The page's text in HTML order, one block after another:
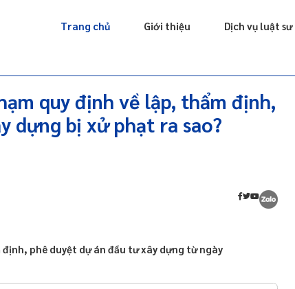
Trang chủ Giới thiệu Dịch vụ luật sư
quy định về lập, thẩm định,
dựng bị xử phạt ra sao?
phê duyệt dự án đầu tư xây dựng từ ngày